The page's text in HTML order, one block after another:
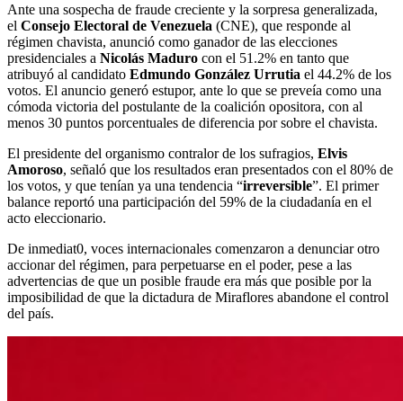
Ante una sospecha de fraude creciente y la sorpresa generalizada,
el Consejo Electoral de Venezuela (CNE), que responde al
régimen chavista, anunció como ganador de las elecciones
presidenciales a Nicolás Maduro con el 51.2% en tanto que
atribuyó al candidato Edmundo González Urrutia el 44.2% de los
votos. El anuncio generó estupor, ante lo que se preveía como una
cómoda victoria del postulante de la coalición opositora, con al
menos 30 puntos porcentuales de diferencia por sobre el chavista.
El presidente del organismo contralor de los sufragios, Elvis
Amoroso, señaló que los resultados eran presentados con el 80% de
los votos, y que tenían ya una tendencia “irreversible”. El primer
balance reportó una participación del 59% de la ciudadanía en el
acto eleccionario.
De inmediat0, voces internacionales comenzaron a denunciar otro
accionar del régimen, para perpetuarse en el poder, pese a las
advertencias de que un posible fraude era más que posible por la
imposibilidad de que la dictadura de Miraflores abandone el control
del país.